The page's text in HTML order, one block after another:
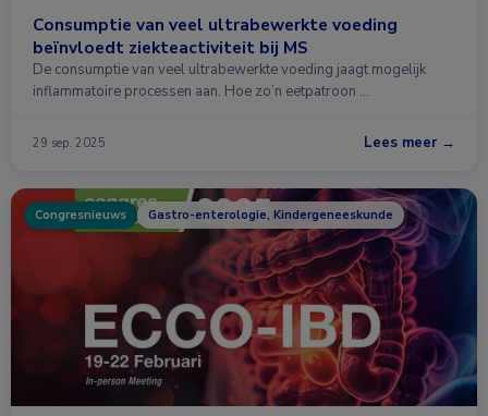
Consumptie van veel ultrabewerkte voeding
beïnvloedt ziekteactiviteit bij MS
De consumptie van veel ultrabewerkte voeding jaagt mogelijk
inflammatoire processen aan. Hoe zo’n eetpatroon …
29 sep. 2025 Lees meer →
Congresnieuws Gastro-enterologie, Kindergeneeskunde